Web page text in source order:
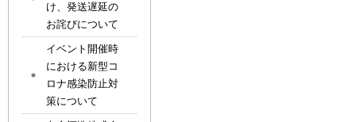
け、発送遅延の
お詫びについて
イベント開催時
における新型コ
ロナ感染防止対
策について